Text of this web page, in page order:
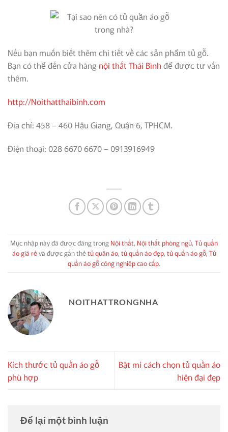
Nếu bạn muốn biết thêm chi tiết về các sản phẩm tủ gỗ.
Bạn có thể đến cửa hàng nội thất Thái Bình để được tư vấn
thêm.
http://Noithatthaibinh.com
Địa chỉ: 458 – 460 Hậu Giang, Quận 6, TPHCM.
Điện thoại: 028 6670 6670 – 0913916949
Mục nhập này đã được đăng trong Nội thất, Nội thất phòng ngủ, Tủ quần
áo giá rẻvà được gắn thẻtủ quần áo, tủ quần áo đẹp, tủ quần áo gỗ, Tủ
quần áo gỗ công nghiệp cao cấp.
NOITHATTRONGNHA
Kích thước tủ quần áo gỗ
phù hợp
Bật mí cách chọn tủ quần áo
hiện đại đẹp
Để lại một bình luận